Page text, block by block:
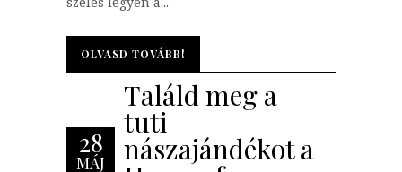
OLVASD TOVÁBB!
OLVASD TOVÁBB!
28
MÁJ
Találd meg a
tuti
nászajándékot a